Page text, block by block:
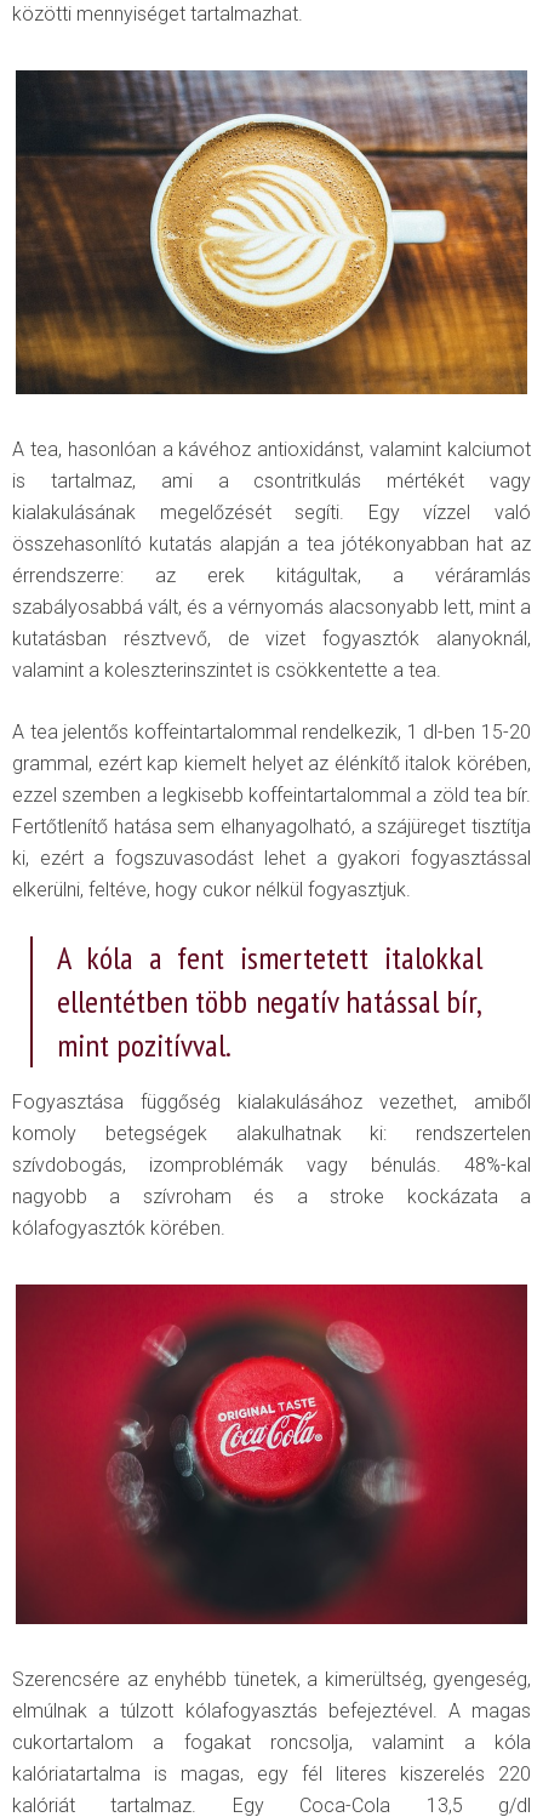
közötti mennyiséget tartalmazhat.
A tea, hasonlóan a kávéhoz antioxidánst, valamint kalciumot
is tartalmaz, ami a csontritkulás mértékét vagy
kialakulásának megelőzését segíti. Egy vízzel való
összehasonlító kutatás alapján a tea jótékonyabban hat az
érrendszerre: az erek kitágultak, a véráramlás
szabályosabbá vált, és a vérnyomás alacsonyabb lett, mint a
kutatásban résztvevő, de vizet fogyasztók alanyoknál,
valamint a koleszterinszintet is csökkentette a tea.
A tea jelentős koffeintartalommal rendelkezik, 1 dl-ben 15-20
grammal, ezért kap kiemelt helyet az élénkítő italok körében,
ezzel szemben a legkisebb koffeintartalommal a zöld tea bír.
Fertőtlenítő hatása sem elhanyagolható, a szájüreget tisztítja
ki, ezért a fogszuvasodást lehet a gyakori fogyasztással
elkerülni, feltéve, hogy cukor nélkül fogyasztjuk.
A kóla a fent ismertetett italokkal
ellentétben több negatív hatással bír,
mint pozitívval.
Fogyasztása függőség kialakulásához vezethet, amiből
komoly betegségek alakulhatnak ki: rendszertelen
szívdobogás, izomproblémák vagy bénulás. 48%-kal
nagyobb a szívroham és a stroke kockázata a
kólafogyasztók körében.
Szerencsére az enyhébb tünetek, a kimerültség, gyengeség,
elmúlnak a túlzott kólafogyasztás befejeztével. A magas
cukortartalom a fogakat roncsolja, valamint a kóla
kalóriatartalma is magas, egy fél literes kiszerelés 220
kalóriát tartalmaz. Egy Coca-Cola 13,5 g/dl